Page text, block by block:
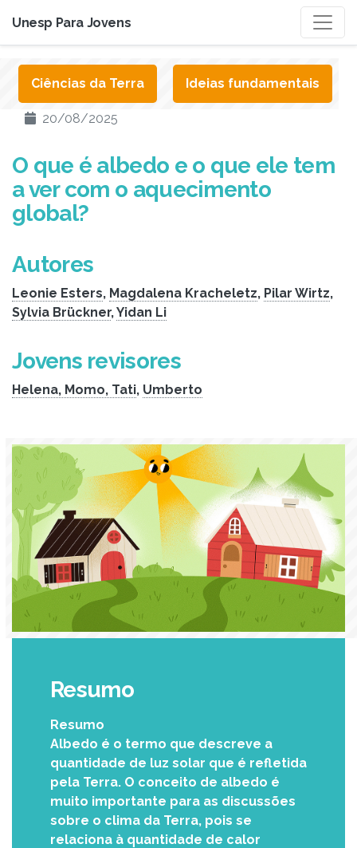
Unesp Para Jovens
Ciências da Terra Ideias fundamentais
20/08/2025
O que é albedo e o que ele tem
a ver com o aquecimento
global?
Autores
Leonie Esters, Magdalena Kracheletz, Pilar Wirtz,
Sylvia Brückner,Yidan Li
Jovens revisores
Helena, Momo, Tati, Umberto
Resumo
Resumo
Albedo é o termo que descreve a
quantidade de luz solar que é refletida
pela Terra. O conceito de albedo é
muito importante para as discussões
sobre o clima da Terra, pois se
relaciona à quantidade de calor